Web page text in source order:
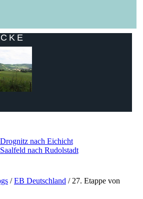
nach Eichicht
nach Rudolstadt
/EB Deutschland / 27. Etappe von